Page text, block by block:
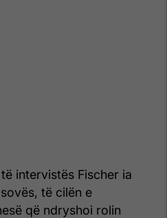
intervistës Fischer ia
të cilën e
që ndryshoi rolin